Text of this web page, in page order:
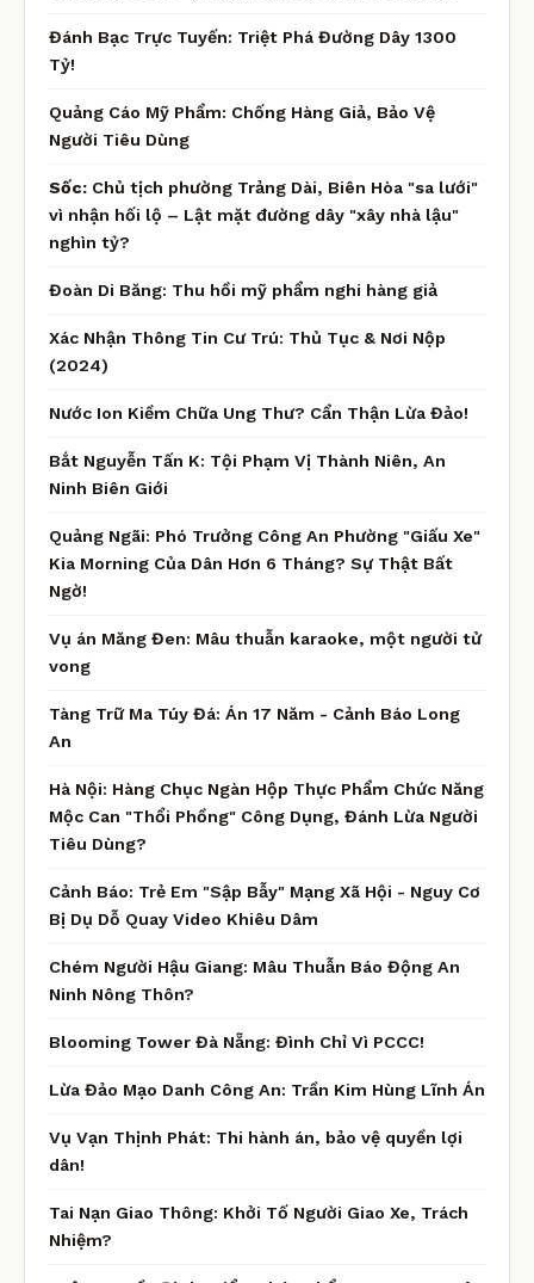
Đánh Bạc Trực Tuyến: Triệt Phá Đường Dây 1300
Tỷ!
Quảng Cáo Mỹ Phẩm: Chống Hàng Giả, Bảo Vệ
Người Tiêu Dùng
Sốc: Chủ tịch phường Trảng Dài, Biên Hòa "sa lưới"
vì nhận hối lộ – Lật mặt đường dây "xây nhà lậu"
nghìn tỷ?
Đoàn Di Băng: Thu hồi mỹ phẩm nghi hàng giả
Xác Nhận Thông Tin Cư Trú: Thủ Tục & Nơi Nộp
(2024)
Nước Ion Kiềm Chữa Ung Thư? Cẩn Thận Lừa Đảo!
Bắt Nguyễn Tấn K: Tội Phạm Vị Thành Niên, An
Ninh Biên Giới
Quảng Ngãi: Phó Trưởng Công An Phường "Giấu Xe"
Kia Morning Của Dân Hơn 6 Tháng? Sự Thật Bất
Ngờ!
Vụ án Măng Đen: Mâu thuẫn karaoke, một người tử
vong
Tàng Trữ Ma Túy Đá: Án 17 Năm - Cảnh Báo Long
An
Hà Nội: Hàng Chục Ngàn Hộp Thực Phẩm Chức Năng
Mộc Can "Thổi Phồng" Công Dụng, Đánh Lừa Người
Tiêu Dùng?
Cảnh Báo: Trẻ Em "Sập Bẫy" Mạng Xã Hội - Nguy Cơ
Bị Dụ Dỗ Quay Video Khiêu Dâm
Chém Người Hậu Giang: Mâu Thuẫn Báo Động An
Ninh Nông Thôn?
Blooming Tower Đà Nẵng: Đình Chỉ Vì PCCC!
Lừa Đảo Mạo Danh Công An: Trần Kim Hùng Lĩnh Án
Vụ Vạn Thịnh Phát: Thi hành án, bảo vệ quyền lợi
dân!
Tai Nạn Giao Thông: Khởi Tố Người Giao Xe, Trách
Nhiệm?